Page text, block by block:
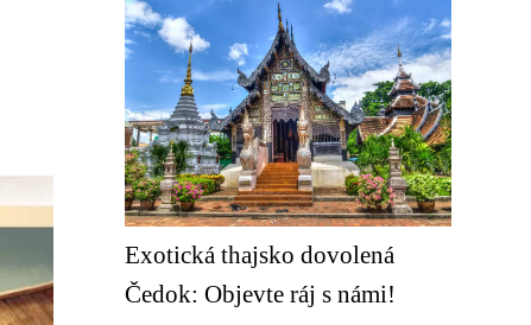
Exotická thajsko dovolená
Čedok: Objevte ráj s námi!